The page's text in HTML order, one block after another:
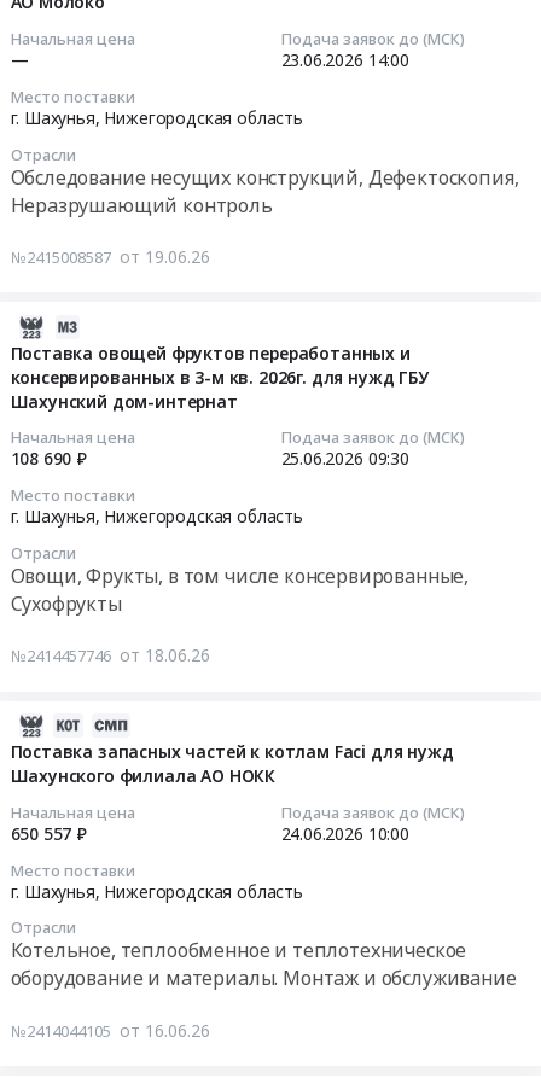
15).
Начальная цена
—
Подача заявок до (МСК)
23.06.2026 14:00
Место поставки
г. Шахунья, Нижегородская область
Отрасли
Обследование несущих конструкций, Дефектоскопия,
Неразрушающий контроль
№2415008587 от 19.06.26
Поставка овощей фруктов переработанных и
консервированных в 3-м кв. 2026г. для нужд ГБУ
Шахунский дом-интернат
Начальная цена
108 690 ₽
Подача заявок до (МСК)
25.06.2026 09:30
Место поставки
г. Шахунья, Нижегородская область
Отрасли
Овощи, Фрукты, в том числе консервированные,
Сухофрукты
№2414457746 от 18.06.26
Поставка запасных частей к котлам Faci для нужд
Шахунского филиала АО НОКК
Начальная цена
650 557 ₽
Подача заявок до (МСК)
24.06.2026 10:00
Место поставки
г. Шахунья, Нижегородская область
Отрасли
Котельное, теплообменное и теплотехническое
оборудование и материалы. Монтаж и обслуживание
№2414044105 от 16.06.26